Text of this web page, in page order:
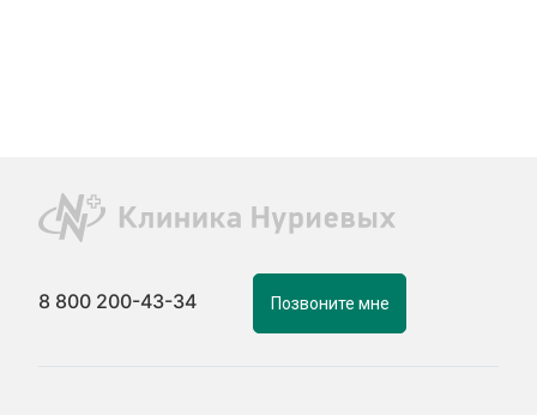
8 800 200-43-34 Позвоните мне